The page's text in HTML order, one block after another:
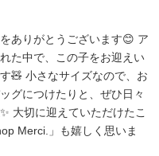
ありがとうございます😊 ア
た中で、この子をお迎えい
🧸 小さなサイズなので、お
グにつけたりと、ぜひ日々
大切に迎えていただけたこ
Merci.」も嬉しく思いま